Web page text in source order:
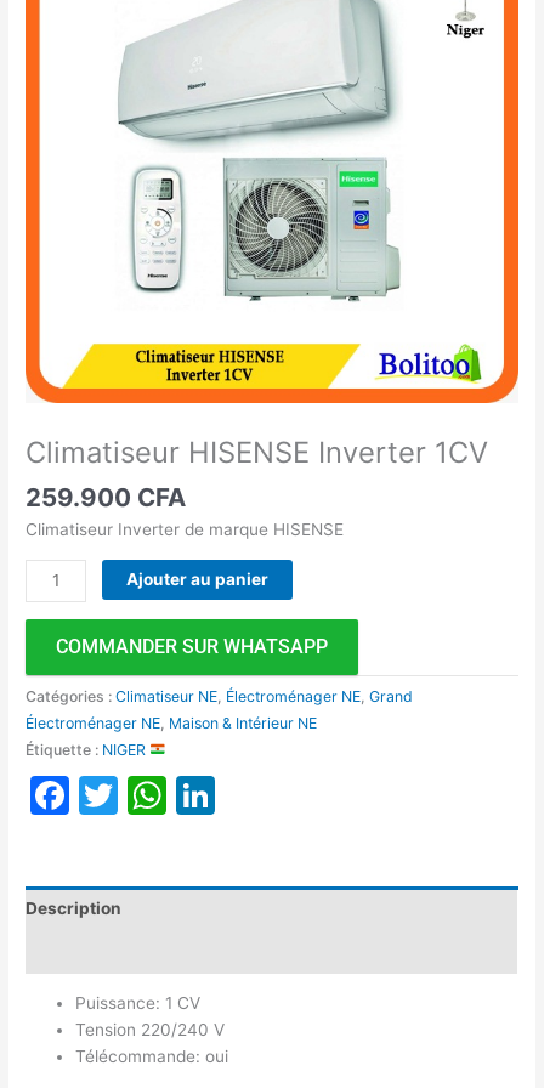
Climatiseur HISENSE Inverter 1CV
259.900 CFA
Climatiseur Inverter de marque HISENSE
Ajouter au panier
COMMANDER SUR WHATSAPP
Catégories :Climatiseur NE Électroménager NE ,Grand
Électroménager NE Maison & Intérieur NE
Étiquette : NIGER
Facebook
TwitterWhatsApp
Description
Puissance: 1 CV
Tension 220/240 V
Télécommande: oui